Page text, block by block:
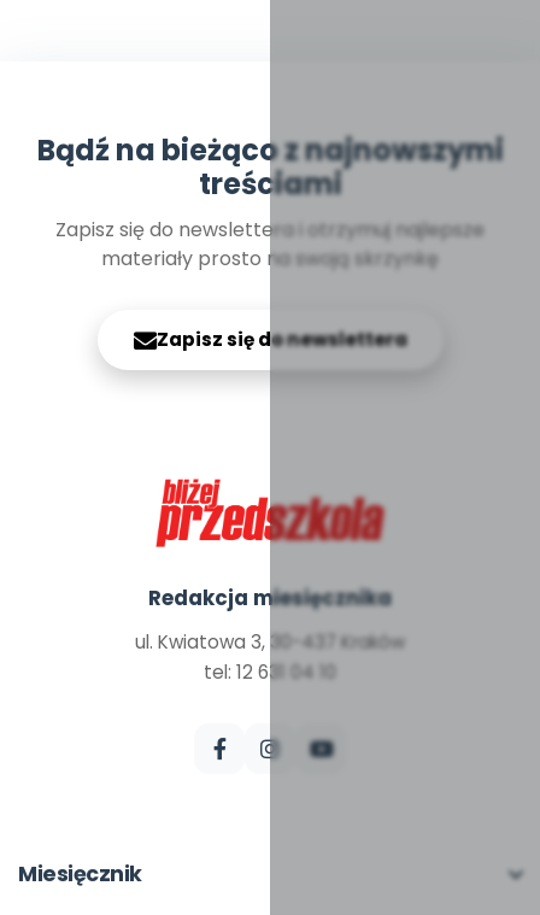
Bądź na bieżąco z najnowszymi
treściami
Zapisz się do newslettera i otrzymuj najlepsze
materiały prosto na swoją skrzynkę
Zapisz się do newslettera
Redakcja miesięcznika
ul. Kwiatowa 3, 30-437 Kraków
tel: 12 631 04 10
Miesięcznik